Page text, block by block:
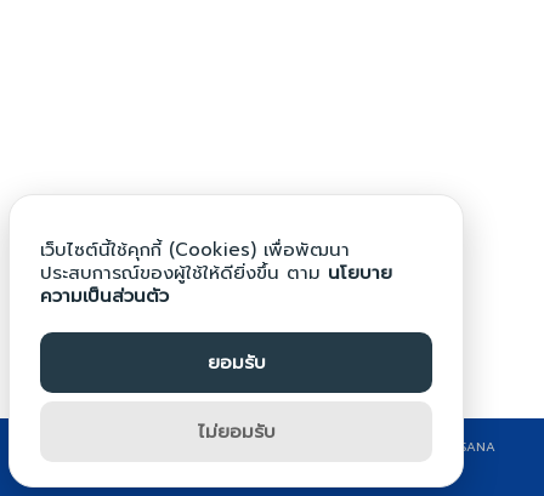
©2024 WWW.BPG.AC.TH. ALL RIGHTS RESERVED. DESIGN BY KRITSANA
เว็บไซต์นี้ใช้คุกกี้ (Cookies) เพื่อพัฒนา
ประสบการณ์ของผู้ใช้ให้ดียิ่งขึ้น ตาม นโยบาย
ความเป็นส่วนตัว
ยอมรับ
ไม่ยอมรับ